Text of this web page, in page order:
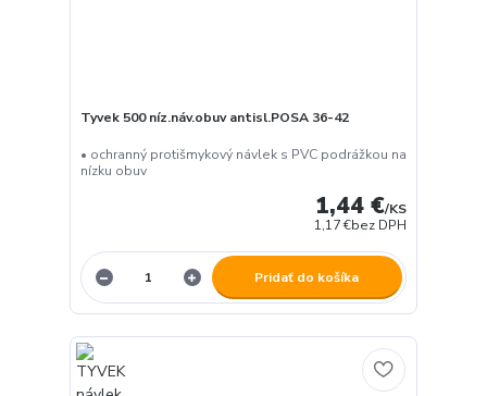
Tyvek 500 níz.náv.obuv antisl.POSA 36-42
• ochranný protišmykový návlek s PVC podrážkou na
nízku obuv
1,44 €/KS
1,17 €bez DPH
Pridať do košíka